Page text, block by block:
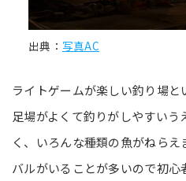
出典： 写真AC
ライトゲームが楽しい釣り場と
足場がよくて釣りがしやすい
く、いろんな種類の魚がねら
バルがいることが多いので初